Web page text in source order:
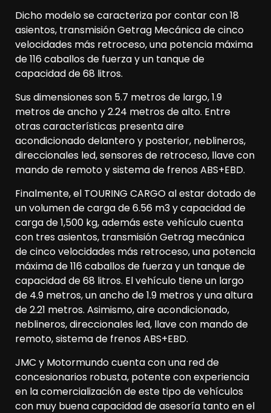
Dicho modelo se caracteriza por contar con 18
asientos, transmisión Getrag Mecánica de cinco
velocidades más retroceso, una potencia máxima
de 116 caballos de fuerza y un tanque de
capacidad de 68 litros.
Sus dimensiones son 5.7 metros de largo, 1.9
metros de ancho y 2.24 metros de alto. Entre
otras características presenta aire
acondicionado delantero y posterior, neblineros,
direccionales led, sensores de retroceso, llave con
mando de remoto y sistema de frenos ABS+EBD.
Finalmente, el TOURING CARGO al estar dotado de
un volumen de carga de 6.56 m3 y capacidad de
carga de 1,500 kg, además este vehículo cuenta
con tres asientos, transmisión Getrag mecánica
de cinco velocidades más retroceso, una potencia
máxima de 116 caballos de fuerza y un tanque de
capacidad de 68 litros. El vehículo tiene un largo
de 4.9 metros, un ancho de 1.9 metros y una altura
de 2.21 metros. Asimismo, aire acondicionado,
neblineros, direccionales led, llave con mando de
remoto, sistema de frenos ABS+EBD.
JMC y Motormundo cuenta con una red de
concesionarios robusta, potente con experiencia
en la comercialización de este tipo de vehículos
con muy buena capacidad de asesoría tanto en el